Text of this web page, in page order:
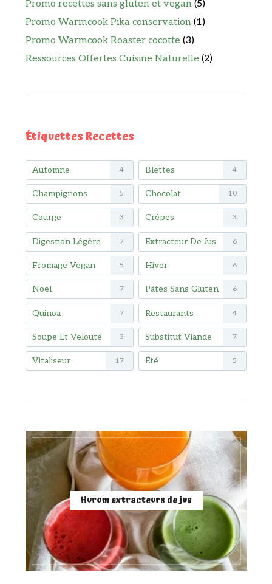
Promo recettes sans gluten et vegan (5)
Promo Warmcook Pika conservation (1)
Promo Warmcook Roaster cocotte (3)
Ressources Offertes Cuisine Naturelle (2)
Étiquettes Recettes
Automne 4 Blettes 4
Champignons 5 Chocolat 10
Courge 3 Crêpes 3
Digestion Légère 7 Extracteur De Jus 6
Fromage Vegan 5 Hiver 6
Noël 7 Pâtes Sans Gluten 6
Quinoa 7 Restaurants 4
Soupe Et Velouté 3 Substitut Viande 7
Vitaliseur 17 Été 5
Hurom extracteurs de jus